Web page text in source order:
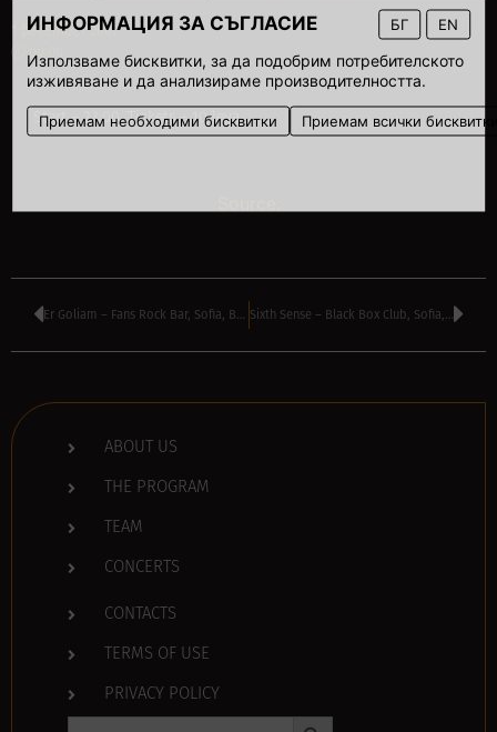
ИНФОРМАЦИЯ ЗА СЪГЛАСИЕ БГ EN
Използваме бисквитки, за да подобрим потребителското
изживяване и да анализираме производителността.
Приемам необходими бисквитки Приемам всички
1 December 2007
00:00
Start – 23:00. Tickets – 10 leva.
Er Goliam – Fans Rock Bar, Sofia, Bulgaria Sixth Sense – Black Box Club, Sofia, Bulgaria
ABOUT US
THE PROGRAM
TEAM
CONCERTS
CONTACTS
TERMS OF USE
PRIVACY POLICY
Search Button